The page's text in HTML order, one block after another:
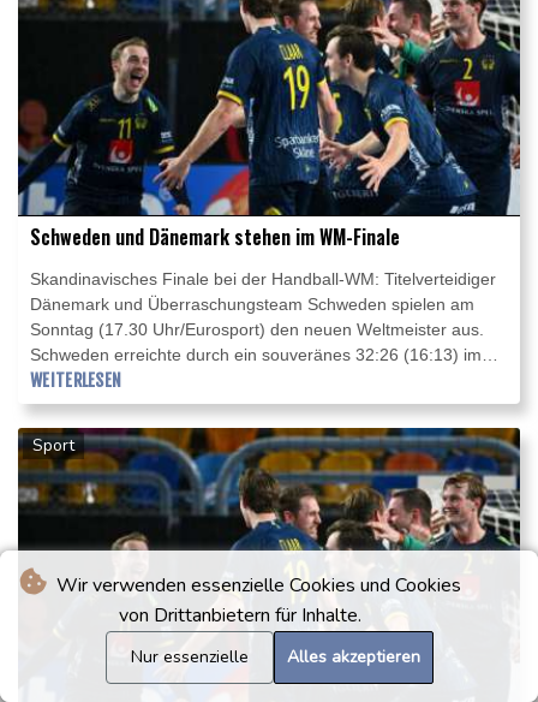
Wir verwenden essenzielle Cookies und Cookies
von Drittanbietern für Inhalte.
Nur essenzielle Alles akzeptieren
griechischen Kollegen geführt.
Schweden und Dänemark stehen im WM-Finale
Skandinavisches Finale bei der Handball-WM: Titelverteidiger
Dänemark und Überraschungsteam Schweden spielen am
Sonntag (17.30 Uhr/Eurosport) den neuen Weltmeister aus.
Schweden erreichte durch ein souveränes 32:26 (16:13) im
Halbfinale gegen Frankreich erstmals seit 20 Jahren das
Endspiel, Dänemark besiegte den Europameister Spanien mit
35:33 (18:16).
WEITERLESEN
Sport